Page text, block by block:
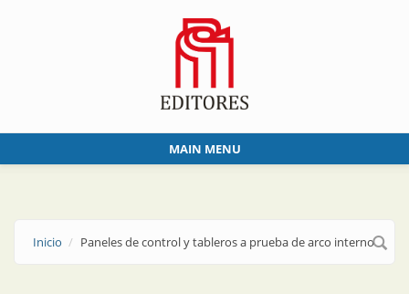
MAIN MENU
Inicio Paneles de control y tableros a prueba de arco interno